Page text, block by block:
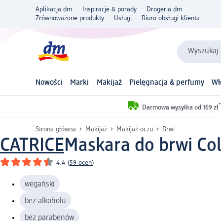
Aplikacja dm Inspiracje & porady
Drogeria dm
Zrównoważone produkty
Usługi Biuro obsługi klienta
Wyszukaj
Nowości Marki Makijaż Pielęgnacja & perfumy
Darmowa wysyłka od 169 zł*
Strona główna Makijaż Makijaż oczu Brwi
CATRICEMaskara do brwi
4.4 (59 ocen)
wegański
bez alkoholu
bez parabenów